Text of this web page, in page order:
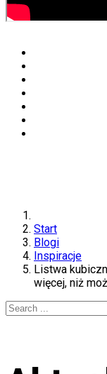
Start
Blogi
Inspiracje
Listwa
więcej, niż